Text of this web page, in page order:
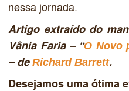
nessa jornada.
Artigo extraído do
Vânia Faria – “O Novo
– deRichard Barrett.
Desejamos uma ótima